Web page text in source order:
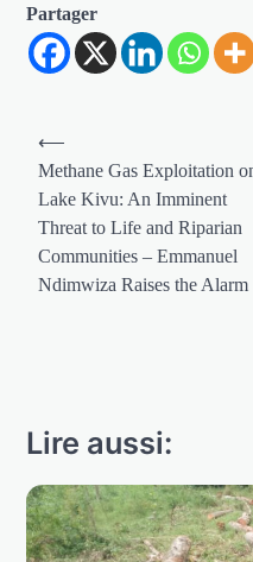
Partager
Navigation
de
l’article
⟵
Methane Gas Exploitation
Lake Kivu: An Imminent
Threat to Life and Riparian
Communities – Emmanuel
Ndimwiza Raises the Alarm
Lire aussi: